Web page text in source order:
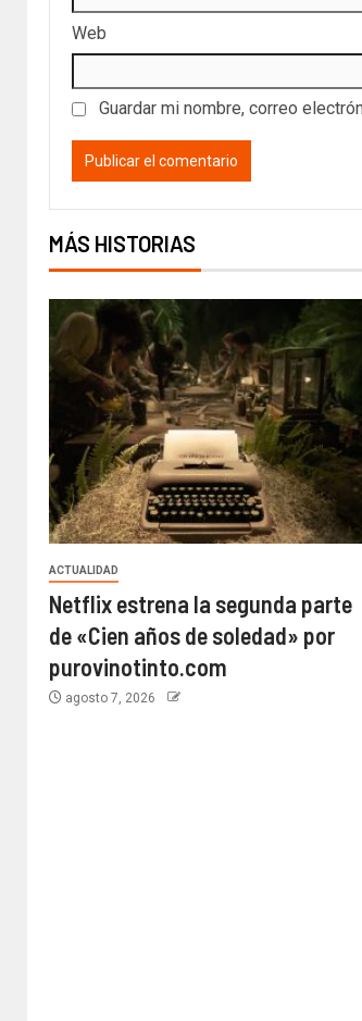
Web
Guardar mi nombre, correo
MÁS HISTORIAS
ACTUALIDAD
Netflix estrena la segunda parte
de «Cien años de soledad» por
purovinotinto.com
agosto 7, 2026